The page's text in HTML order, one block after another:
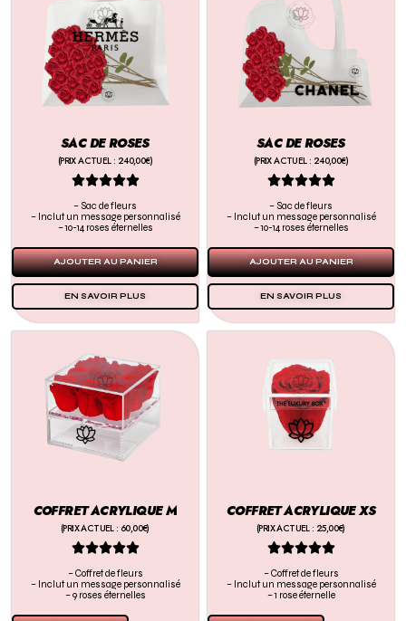
SAC DE ROSES
(PRIX ACTUEL : 240,00€)

– Sac de fleurs
– Inclut un message personnalisé
– 10-14 roses éternelles
AJOUTER AU PANIER
EN SAVOIR PLUS
SAC DE ROSES
(PRIX ACTUEL : 240,00€)

– Sac de fleurs
– Inclut un message personnalisé
– 10-14 roses éternelles
AJOUTER AU PANIER
EN SAVOIR PLUS
COFFRET ACRYLIQUE M
(PRIX ACTUEL : 60,00€)

– Coffret de fleurs
– Inclut un message personnalisé
– 9 roses éternelles
COFFRET ACRYLIQUE XS
(PRIX ACTUEL : 25,00€)

– Coffret de fleurs
– Inclut un message personnalisé
– 1 rose éternelle